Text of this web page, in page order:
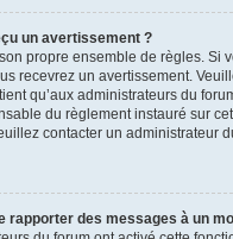
un avertissement ?
propre ensemble de règles. Si
recevrez un avertissement.
qu’aux administrateurs du
du règlement instauré sur
contacter un administrateur
rapporter des messages à un